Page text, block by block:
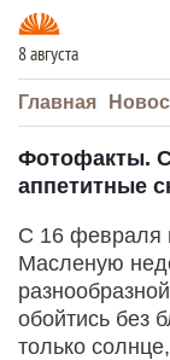
8 августа
Главная
Фотофакты.
аппетитные
С 16 февраля
Масленую
обойтись без
только